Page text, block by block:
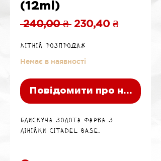
(12ml)
240,00 ₴ Звичайна
230,40 ₴За
Літній розпродаж
Немає в наявності
Повідомити про
Блискуча золота фарба з
лінійки Citadel Base.